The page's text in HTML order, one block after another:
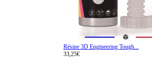
Résine 3D Engineering Tough...
33,25€